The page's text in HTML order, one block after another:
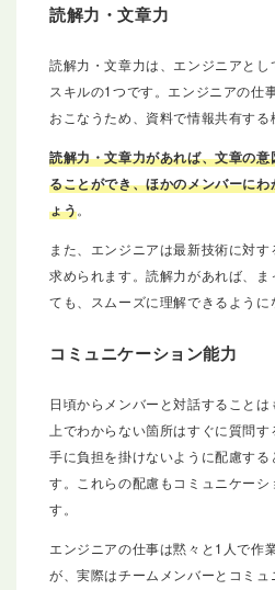
読解力・文章力
読解力・文章力は、エンジニアと
スキルの1つです。エンジニアの仕
おこなうため、資料で情報共有する
読解力・文章力があれば、文章の
ることができ、ほかのメンバーに
ょう。
また、エンジニアは最新技術に対
求められます。読解力があれば、
ても、スムーズに理解できるように
コミュニケーション能力
日頃からメンバーと対話すること
上でわからない箇所はすぐに質問
手に負担を掛けないように配慮す
す。これらの配慮もコミュニケーシ
す。
エンジニアの仕事は黙々と1人で作
が、実際はチームメンバーとコミ